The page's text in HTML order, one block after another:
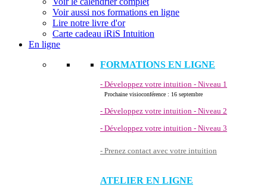
Voir aussi nos formations en ligne
Lire notre livre d'or
Carte cadeau iRiS Intuition
En ligne
FORMATIONS EN LIGNE
- Développez votre intuition - Niveau 1
Prochaine visioconférence : 16 septembre
- Développez votre intuition - Niveau 2
- Développez votre intuition - Niveau 3
- Prenez contact avec votre intuition
ATELIER EN LIGNE